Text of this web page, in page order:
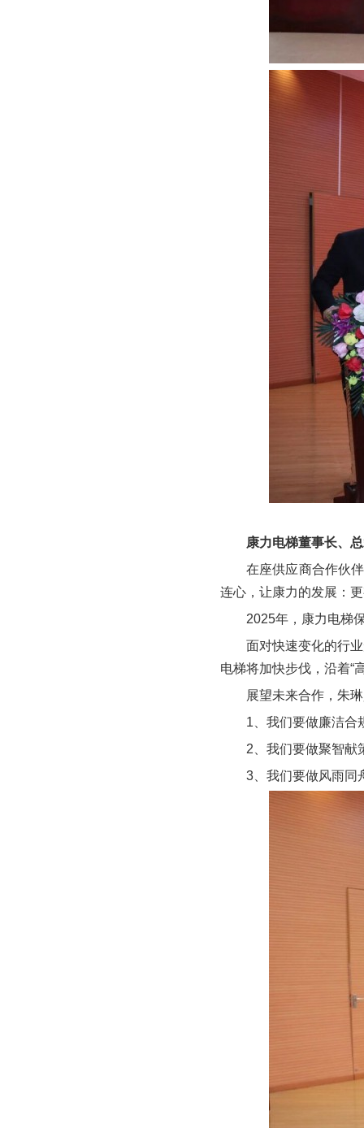
康力电梯董事长、
在座供应商合作伙
连心，让康力的发展：
2025年，康力电梯
面对快速变化的行
电梯将加快步伐，沿着“
展望未来合作，朱
1、我们要做廉洁合
2、我们要做聚智献
3、我们要做风雨同